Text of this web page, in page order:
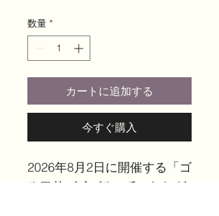
数量 *
カートに追加する
今すぐ購入
2026年8月2日に開催する「ゴ
ルフサバイバル〜チャレンジ